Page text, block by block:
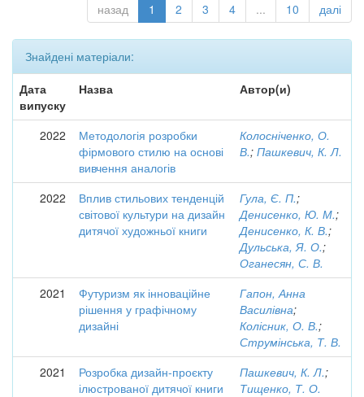
назад 1 2 3 4 ... 10 далі
Знайдені матеріали:
Дата
випуску
Назва Автор(и)
2022
Методологія розробки
фірмового стилю на основі
вивчення аналогів
Колосніченко, О.
В.; Пашкевич, К. Л.
2022
Вплив стильових тенденцій
світової культури на дизайн
дитячої художньої книги
Гула, Є. П.;
Денисенко, Ю. М.;
Денисенко, К. В.;
Дульська, Я. О.;
Оганесян, С. В.
2021
Футуризм як інноваційне
рішення у графічному
дизайні
Гапон, Анна
Василівна;
Колісник, О. В.;
Струмінська, Т. В.
2021
Розробка дизайн-проєкту
ілюстрованої дитячої книги
Пашкевич, К. Л.;
Тищенко, Т. О.